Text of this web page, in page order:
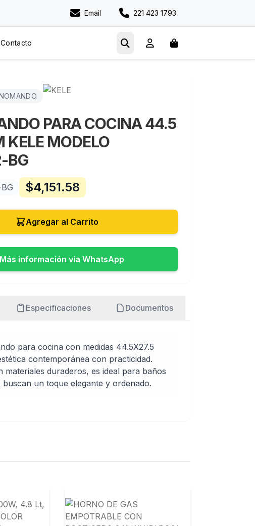
Email 221 423 1793
Contacto
PARA COCINA 44.5
KELE MODELO
BG
$4,151.58
Agregar al Carrito
Más información vía WhatsApp
Especificaciones Documentos
para cocina con medidas 44.5X27.5
contemporánea con practicidad.
materiales duraderos, es ideal para baños
buscan un toque elegante y ordenado.